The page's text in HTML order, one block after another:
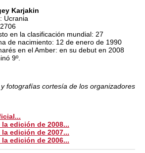
Karjakin
Ucrania
en la clasificación mundial: 27
de nacimiento: 12 de enero de 1990
en el Amber: en su debut en 2008
9º.
fotografías cortesía de los organizadores
edición de 2008...
edición de 2007...
edición de 2006...